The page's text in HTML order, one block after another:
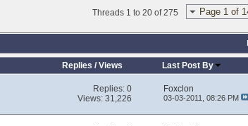
Page 1 of
Threads 1 to 20 of 275
Replies /Views Last Post By
Replies:0
Views: 31,226
Foxclon
03-03-2011, 08:26 PM